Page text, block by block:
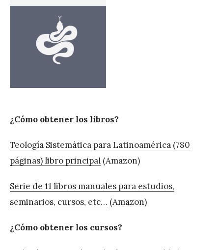
¿Cómo obtener los libros?
Teología Sistemática para Latinoamérica (780
páginas) libro principal (Amazon)
Serie de 11 libros manuales para estudios,
seminarios, cursos, etc… (Amazon)
¿Cómo obtener los cursos?